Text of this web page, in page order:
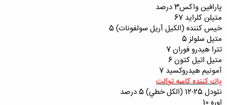
پارافين واكس3 درصد
متيلن كلرايد 67
خيس كننده (الكيل آريل سولفونات) 5
متيل سلولز 5
تترا هيدرو فوران 7
متيل اتيل كتون 6
آمونيم هيدروكسيد 7
پاك كننده كاسه توالت
نئودل 25-12 (الكل خطي) 5 درصد
اوره 10